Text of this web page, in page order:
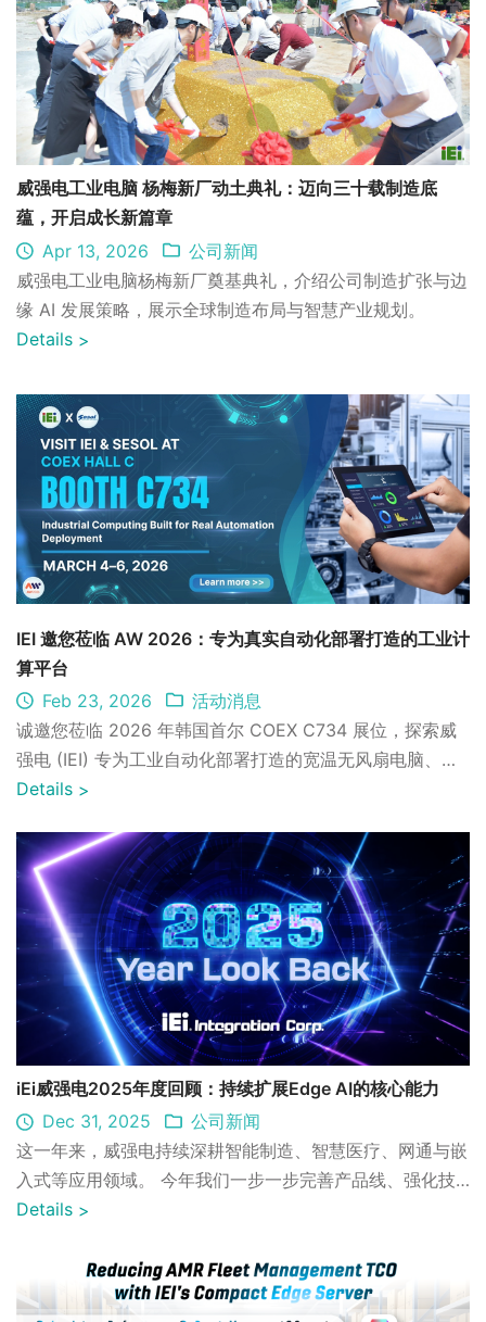
威强电工业电脑 杨梅新厂动土典礼：迈向三十载制造底
蕴，开启成长新篇章
Apr 13, 2026
公司新闻
威强电工业电脑杨梅新厂奠基典礼，介绍公司制造扩张与边
缘 AI 发展策略，展示全球制造布局与智慧产业规划。
Details >
IEI 邀您莅临 AW 2026：专为真实自动化部署打造的工业计
算平台
Feb 23, 2026
活动消息
诚邀您莅临 2026 年韩国首尔 COEX C734 展位，探索威
强电 (IEI) 专为工业自动化部署打造的宽温无风扇电脑、
DIN 导轨系统与工业平板电脑解决方案。
Details >
iEi威强电2025年度回顾：持续扩展Edge AI的核心能力
Dec 31, 2025
公司新闻
这一年来，威强电持续深耕智能制造、智慧医疗、网通与嵌
入式等应用领域。 今年我们一步一步完善产品线、强化技
术基础，并让更多产品落实到客户的实际应用场景。
Details >